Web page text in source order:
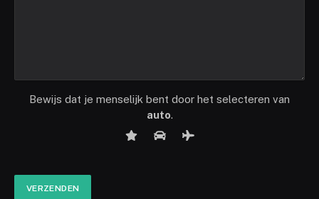
Bewijs dat je menselijk bent door het selecteren van
auto.